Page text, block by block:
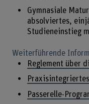
Gymnasiale
absolviertes,
Studieneinstieg
Weiterführende
Reglement über
Passerelle-